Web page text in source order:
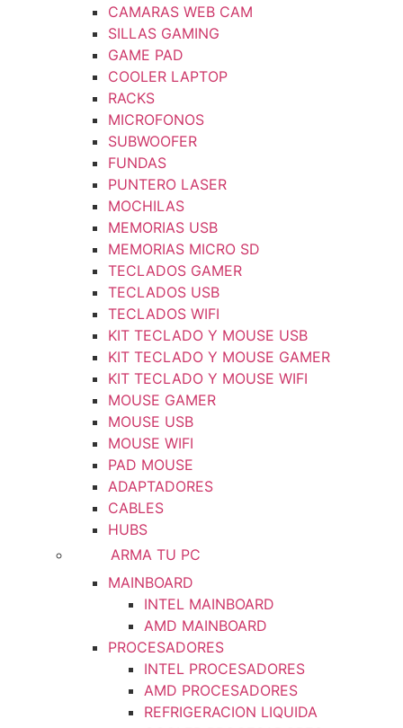
CAMARAS WEB CAM
SILLAS GAMING
GAME PAD
COOLER LAPTOP
RACKS
MICROFONOS
SUBWOOFER
FUNDAS
PUNTERO LASER
MOCHILAS
MEMORIAS USB
MEMORIAS MICRO SD
TECLADOS GAMER
TECLADOS USB
TECLADOS WIFI
KIT TECLADO Y MOUSE USB
KIT TECLADO Y MOUSE GAMER
KIT TECLADO Y MOUSE WIFI
MOUSE GAMER
MOUSE USB
MOUSE WIFI
PAD MOUSE
ADAPTADORES
CABLES
HUBS
ARMA TU PC
MAINBOARD
INTEL MAINBOARD
AMD MAINBOARD
PROCESADORES
INTEL PROCESADORES
AMD PROCESADORES
REFRIGERACION LIQUIDA